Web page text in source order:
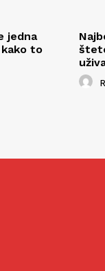
jedna
to